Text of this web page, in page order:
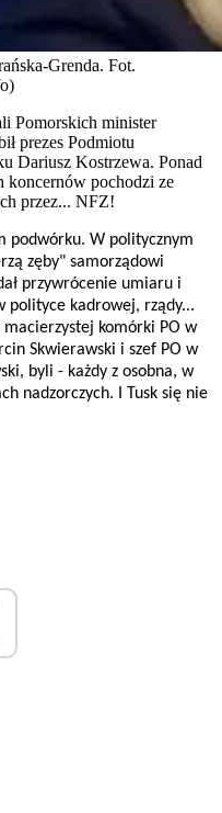
Grenda. Fot.
Pomorskich minister
prezes Podmiotu
Dariusz Kostrzewa. Ponad
koncernów pochodzi ze
przez... NFZ!
podwórku. W politycznym
zęby" samorządowi
przywrócenie umiaru i
polityce kadrowej, rządy...
macierzystej komórki PO w
Skwierawski i szef PO w
byli - każdy z osobna, w
nadzorczych. I Tusk się nie